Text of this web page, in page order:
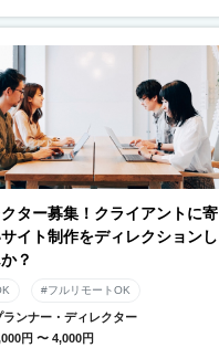
ター募集！クライアントに寄
サイト制作をディレクションし
？
#フルリモートOK
ランナー・ディレクター
円 〜 4,000円